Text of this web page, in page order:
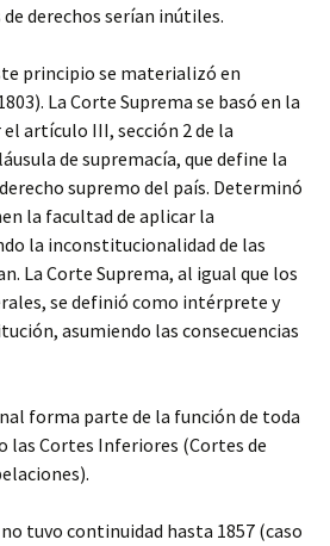
derechos serían inútiles.
principio se materializó en
La Corte Suprema se basó en la
artículo III, sección 2 de la
de supremacía, que define la
supremo del país. Determinó
la facultad de aplicar la
la inconstitucionalidad de las
La Corte Suprema, al igual que los
se definió como intérprete y
asumiendo las consecuencias
forma parte de la función de toda
las Cortes Inferiores (Cortes de
tuvo continuidad hasta 1857 (caso